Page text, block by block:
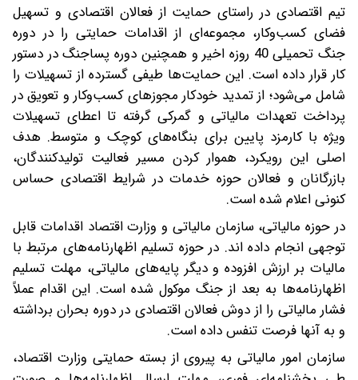
تیم اقتصادی در راستای حمایت از فعالان اقتصادی و تسهیل
فضای کسب‌وکار، مجموعه‌ای از اقدامات حمایتی را در دوره
جنگ تحمیلی 40 روزه اخیر و همچنین دوره پساجنگ در دستور
کار قرار داده است. این حمایت‌ها طیفی گسترده از تسهیلات را
شامل می‌شود؛ از تمدید خودکار مجوزهای کسب‌وکار و تعویق در
پرداخت تعهدات مالیاتی و گمرکی گرفته تا اعطای تسهیلات
ویژه با کارمزد پایین برای بنگاه‌های کوچک و متوسط. هدف
اصلی این رویکرد، هموار کردن مسیر فعالیت تولیدکنندگان،
بازرگانان و فعالان حوزه خدمات در شرایط اقتصادی حساس
کنونی اعلام شده است.
در حوزه مالیاتی، سازمان مالیاتی و وزارت اقتصاد اقدامات قابل
توجهی انجام داده اند. در حوزه تسلیم اظهارنامه‌های مرتبط با
مالیات بر ارزش افزوده و دیگر پایه‌های مالیاتی، مهلت تسلیم
اظهارنامه‌ها به بعد از جنگ موکول شده است. این اقدام عملاً
فشار مالیاتی را از دوش فعالان اقتصادی در دوره بحران برداشته
و به آنها فرصت تنفس داده است.
سازمان امور مالیاتی به پیروی از بسته حمایتی وزارت اقتصاد،